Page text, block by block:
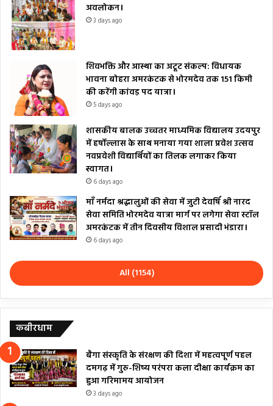
अवलोकन।
3 days ago
शिवभक्ति और आस्था का अटूट संकल्प: विधायक
भावना बोहरा अमरकंटक से भोरमदेव तक 151 किमी
की करेंगी कांवड़ पद यात्रा।
5 days ago
शासकीय बालक उच्चतर माध्यमिक विद्यालय उदयपुर
में हर्षोल्लास के साथ मनाया गया शाला प्रवेश उत्सव
नवप्रवेशी विद्यार्थियों का तिलक लगाकर किया
स्वागत।
6 days ago
माँ नर्मदा श्रद्धालुओं की सेवा में जुटी देवर्षि श्री नारद
सेवा समिति भोरमदेव यात्रा मार्ग पर लगेगा सेवा स्टॉल
अमरकंटक में तीन दिवसीय विशाल प्रसादी भंडारा।
6 days ago
All (1154)
कबीरधाम
बैगा संस्कृति के संरक्षण की दिशा में महत्वपूर्ण पहल
दमगढ़ में गुरु-शिष्य परंपरा कला दीक्षा कार्यक्रम का
हुआ गरिमामय आयोजन
3 days ago